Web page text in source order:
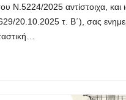
Ν.5224/2025 αντίστοιχα, και
20.10.2025 τ. Β΄), σας